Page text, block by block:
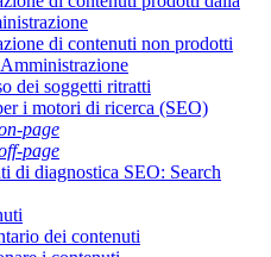
di contenuti non prodotti
dei soggetti ritratti
i motori di ricerca (SEO)
page
page
di diagnostica SEO: Search
dei contenuti